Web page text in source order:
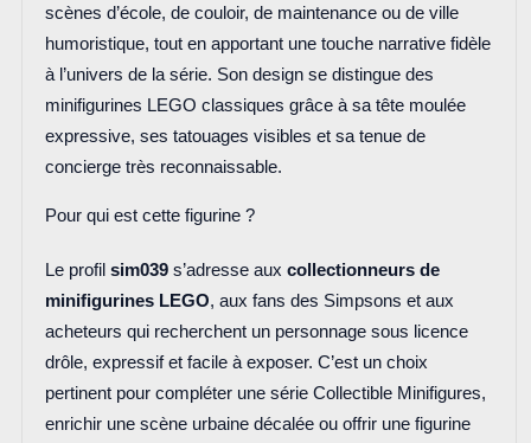
scènes d’école, de couloir, de maintenance ou de ville
humoristique, tout en apportant une touche narrative fidèle
à l’univers de la série. Son design se distingue des
minifigurines LEGO classiques grâce à sa tête moulée
expressive, ses tatouages visibles et sa tenue de
concierge très reconnaissable.
Pour qui est cette figurine ?
Le profil sim039s’adresse aux collectionneurs de
minifigurines LEGO, aux fans des Simpsons et aux
acheteurs qui recherchent un personnage sous licence
drôle, expressif et facile à exposer. C’est un choix
pertinent pour compléter une série Collectible Minifigures,
enrichir une scène urbaine décalée ou offrir une figurine